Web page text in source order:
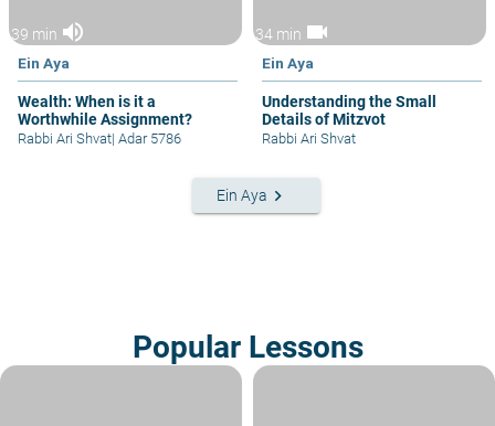
39 min volume_up
Ein Aya
Wealth: When is it a
Worthwhile Assignment?
Rabbi Ari Shvat| Adar 5786
34 min videocam
Ein Aya
Understanding the Small
Details of Mitzvot
Rabbi Ari Shvat
Ein Aya keyboard_arrow_right
Popular Lessons